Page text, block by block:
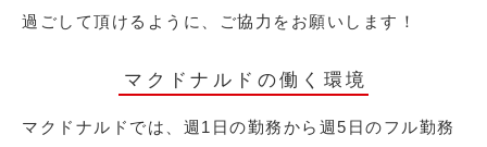
過ごして頂けるように、ご協力をお願いします！
マクドナルドの働く環境
マクドナルドでは、週1日の勤務から週5日のフル勤務